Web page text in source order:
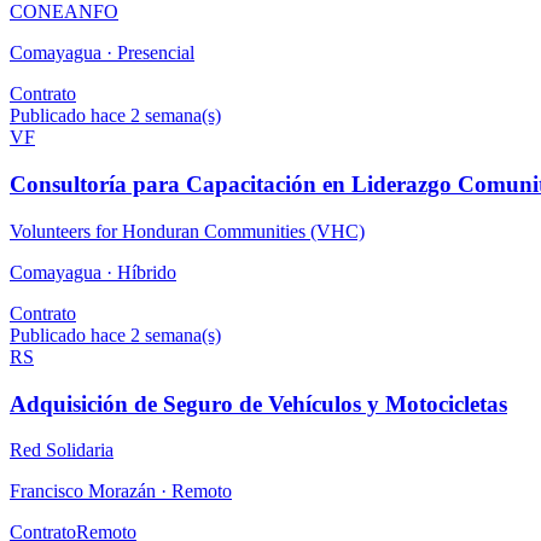
CONEANFO
Comayagua · Presencial
Contrato
Publicado hace 2 semana(s)
VF
Consultoría para Capacitación en Liderazgo
Volunteers for Honduran Communities (VHC)
Comayagua · Híbrido
Contrato
Publicado hace 2 semana(s)
RS
Adquisición de Seguro de Vehículos y Motocicletas
Red Solidaria
Francisco Morazán · Remoto
ContratoRemoto